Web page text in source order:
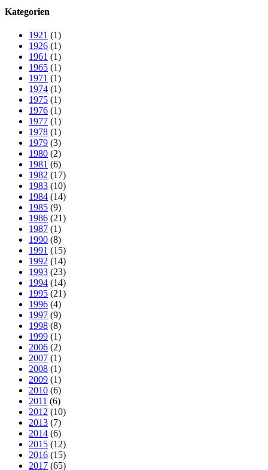
Kategorien
1921 (1)
1926 (1)
1961 (1)
1965 (1)
1971 (1)
1974 (1)
1975 (1)
1976 (1)
1977 (1)
1978 (1)
1979 (3)
1980 (2)
1981 (6)
1982 (17)
1983 (10)
1984 (14)
1985 (9)
1986 (21)
1987 (1)
1990 (8)
1991 (15)
1992 (14)
1993 (23)
1994 (14)
1995 (21)
1996 (4)
1997 (9)
1998 (8)
1999 (1)
2006 (2)
2007 (1)
2008 (1)
2009 (1)
2010 (6)
2011 (6)
2012 (10)
2013 (7)
2014 (6)
2015 (12)
2016 (15)
2017 (65)